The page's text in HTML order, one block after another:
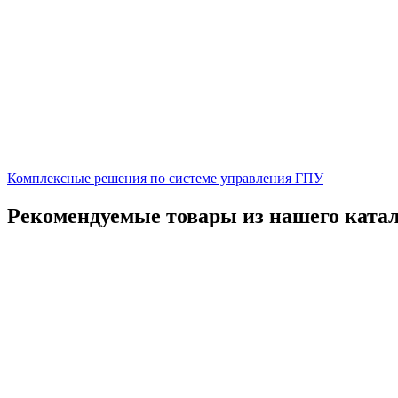
Комплексные решения по системе управления ГПУ
Рекомендуемые товары из нашего